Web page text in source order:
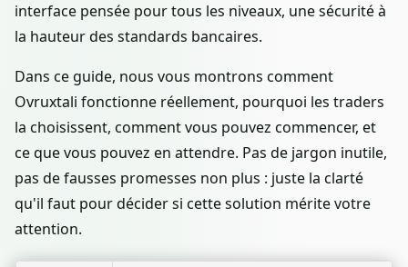
interface pensée pour tous les niveaux, une sécurité à
la hauteur des standards bancaires.
Dans ce guide, nous vous montrons comment
Ovruxtali fonctionne réellement, pourquoi les traders
la choisissent, comment vous pouvez commencer, et
ce que vous pouvez en attendre. Pas de jargon inutile,
pas de fausses promesses non plus : juste la clarté
qu'il faut pour décider si cette solution mérite votre
attention.